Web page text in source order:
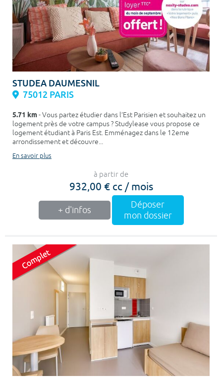
STUDEA DAUMESNIL
75012 PARIS
5.71 km- Vous partez étudier dans l’Est Parisien et souhaitez un
logement près de votre campus ? Studylease vous propose ce
logement étudiant à Paris Est. Emménagez dans le 12eme
arrondissement et découvre...
En savoir plus
à partir de
932,00 € cc / mois
+ d'infos
Déposer
mon dossier